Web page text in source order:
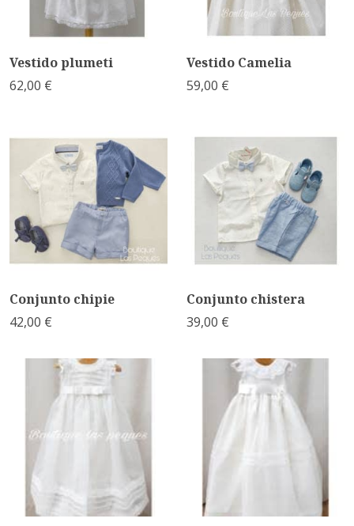
Vestido plumeti
62,00 €
Vestido Camelia
59,00 €
Conjunto chipie
42,00 €
Conjunto chistera
39,00 €